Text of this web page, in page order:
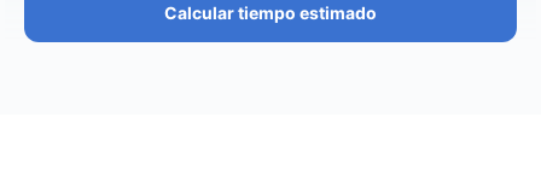
Calcular tiempo estimado